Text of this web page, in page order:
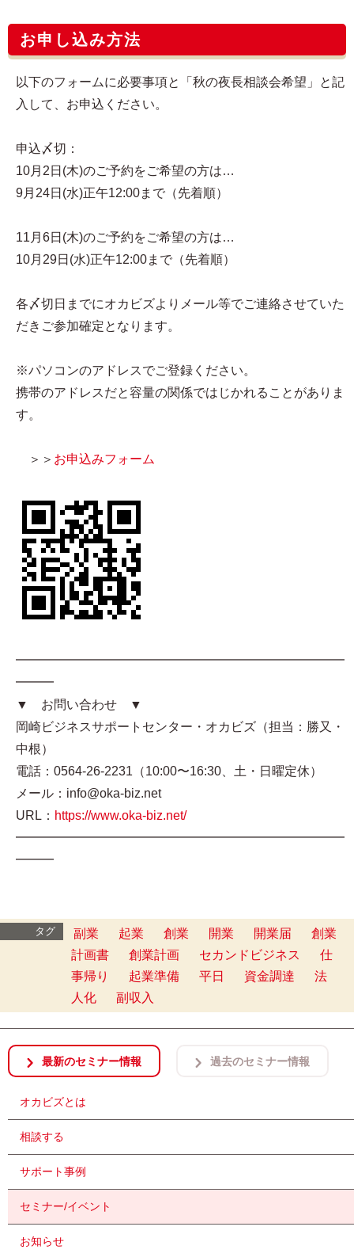
お申し込み方法
以下のフォームに必要事項と「秋の夜長相談会希望」と記
入して、お申込ください。
申込〆切：
10月2日(木)のご予約をご希望の方は…
9月24日(水)正午12:00まで（先着順）
11月6日(木)のご予約をご希望の方は…
10月29日(水)正午12:00まで（先着順）
各〆切日までにオカビズよりメール等でご連絡させていた
だきご参加確定となります。
※パソコンのアドレスでご登録ください。
携帯のアドレスだと容量の関係ではじかれることがありま
す。
＞＞ お申込みフォーム
━━━━━━━━━━━━━━━━━━━━━━━━━━
━━━
▼ お問い合わせ ▼
岡崎ビジネスサポートセンター・オカビズ（担当：勝又・
中根）
電話：0564-26-2231（10:00〜16:30、土・日曜定休）
メール：info@oka-biz.net
URL： https://www.oka-biz.net/
━━━━━━━━━━━━━━━━━━━━━━━━━━
━━━
タグ 副業 起業 創業 開業 開業届
創業
計画書
創業計画 セカンドビジネス
仕
事帰り
起業準備 平日 資金調達
法
人化
副収入
最新のセミナー情報 過去のセミナー情報
オカビズとは
相談する
サポート事例
セミナー/イベント
お知らせ